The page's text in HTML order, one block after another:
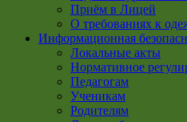
Приём в Лицей
О требованиях к
Информационная
Локальные акты
Нормативное
Педагогам
Ученикам
Родителям